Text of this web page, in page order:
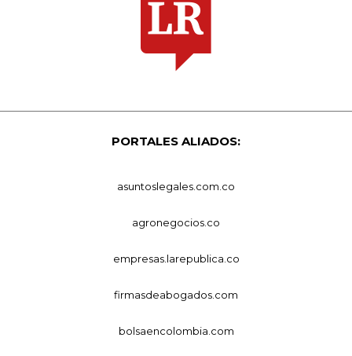
PORTALES ALIADOS:
asuntoslegales.com.co
agronegocios.co
empresas.larepublica.co
firmasdeabogados.com
bolsaencolombia.com